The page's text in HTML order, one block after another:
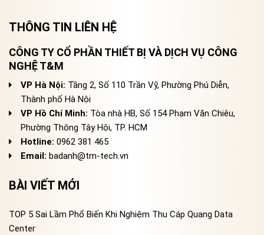
THÔNG TIN LIÊN HỆ
CÔNG TY CỔ PHẦN THIẾT BỊ VÀ DỊCH VỤ CÔNG
NGHỆ T&M
VP Hà Nội: Tầng 2, Số 110 Trần Vỹ, Phường Phú Diễn,
Thành phố Hà Nội
VP Hồ Chí Minh: Tòa nhà HB, Số 154 Phạm Văn Chiêu,
Phường Thông Tây Hội, TP. HCM
Hotline: 0962 381 465
Email: badanh@tm-tech.vn
BÀI VIẾT MỚI
TOP 5 Sai Lầm Phổ Biến Khi Nghiệm Thu Cáp Quang Data
Center